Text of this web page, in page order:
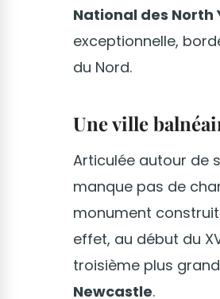
National des North
exceptionnelle,
du Nord.
Une ville
Articulée autour de
manque pas de
monument construit
effet, au début du
troisième plus
Newcastle.